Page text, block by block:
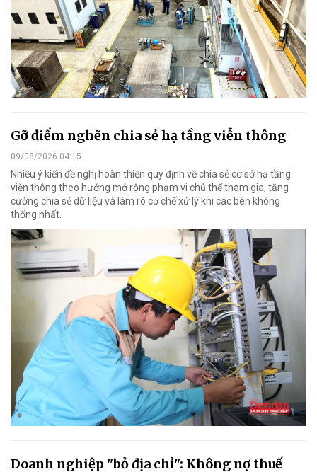
Gỡ điểm nghẽn chia sẻ hạ tầng viễn thông
09/08/2026 04:15
Nhiều ý kiến đề nghị hoàn thiện quy định về chia sẻ cơ sở hạ tầng
viễn thông theo hướng mở rộng phạm vi chủ thể tham gia, tăng
cường chia sẻ dữ liệu và làm rõ cơ chế xử lý khi các bên không
thống nhất.
Doanh nghiệp "bỏ địa chỉ": Không nợ thuế